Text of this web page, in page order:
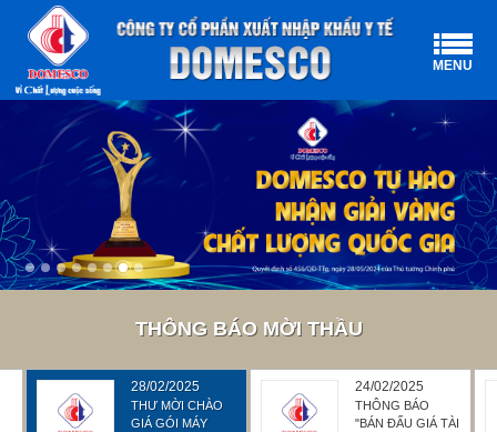
MENU
THÔNG BÁO MỜI THẦU
28/02/2025
THƯ MỜI CHÀO
GIÁ GÓI MÁY
24/02/2025
THÔNG BÁO
"BÁN ĐẤU GIÁ TÀI